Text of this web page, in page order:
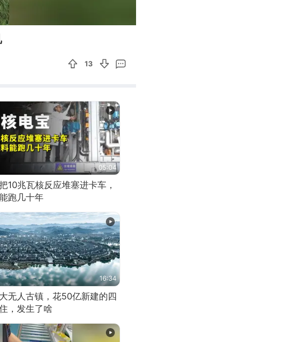
13
05:04
10兆瓦核反应堆塞进卡车，
跑几十年
16:34
无人古镇，花50亿新建的四
，发生了啥